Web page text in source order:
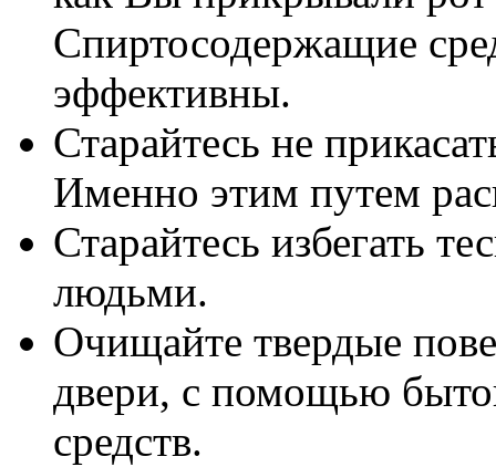
Спиртосодержащие
эффективны.
Старайтесь не
Именно этим путем
Старайтесь избегать
людьми.
Очищайте твердые
двери, с помощью
средств.